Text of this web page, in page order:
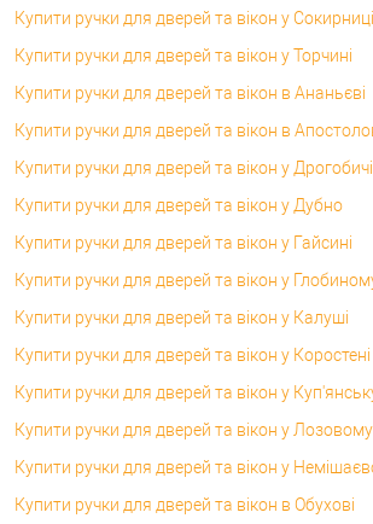
Купити ручки для дверей та вікон у Сокирниці
Купити ручки для дверей та вікон у Торчині
Купити ручки для дверей та вікон в Ананьєві
Купити ручки для дверей та вікон в
Купити ручки для дверей та вікон у Дрогобичі
Купити ручки для дверей та вікон у Дубно
Купити ручки для дверей та вікон у Гайсині
Купити ручки для дверей та вікон у
Купити ручки для дверей та вікон у Калуші
Купити ручки для дверей та вікон у Коростені
Купити ручки для дверей та вікон у
Купити ручки для дверей та вікон у Лозовому
Купити ручки для дверей та вікон у
Купити ручки для дверей та вікон в Обухові